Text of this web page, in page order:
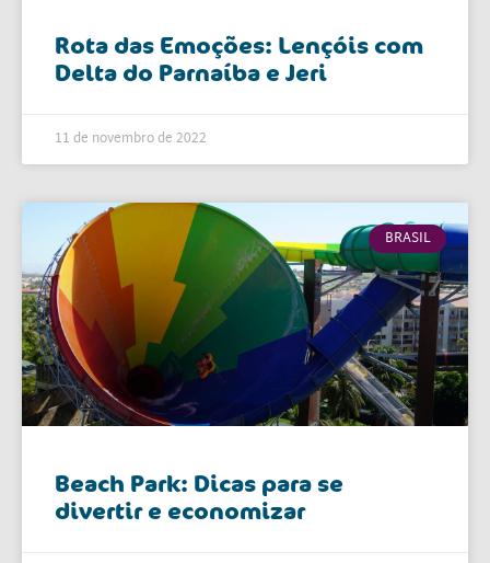
Rota das Emoções: Lençóis com
Delta do Parnaíba e Jeri
11 de novembro de 2022
BRASIL
Beach Park: Dicas para se
divertir e economizar